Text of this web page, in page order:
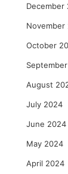
December
November
October
August
July 2024
June 2024
May 2024
April 2024